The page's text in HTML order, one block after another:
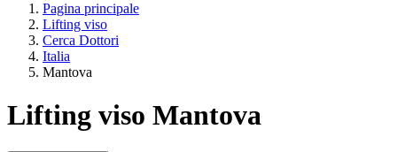
Pagina principale
Lifting viso
Cerca Dottori
Italia
Mantova
Lifting viso Mantova